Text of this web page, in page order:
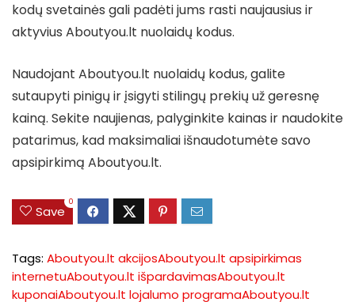
kodų svetainės gali padėti jums rasti naujausius ir
aktyvius Aboutyou.lt nuolaidų kodus.
Naudojant Aboutyou.lt nuolaidų kodus, galite
sutaupyti pinigų ir įsigyti stilingų prekių už geresnę
kainą. Sekite naujienas, palyginkite kainas ir naudokite
patarimus, kad maksimaliai išnaudotumėte savo
apsipirkimą Aboutyou.lt.
Save
0
Tags: Aboutyou.lt akcijosAboutyou.lt apsipirkimas
internetuAboutyou.lt išpardavimasAboutyou.lt
kuponaiAboutyou.lt lojalumo programaAboutyou.lt